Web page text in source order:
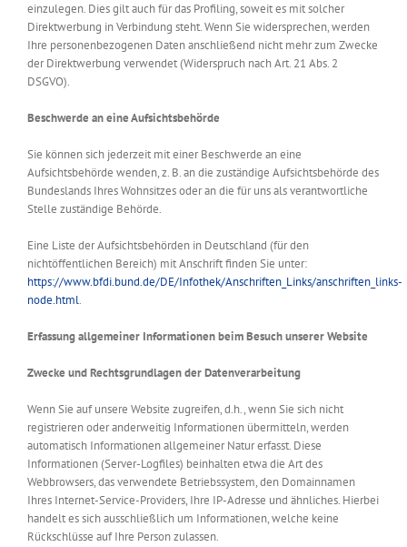
einzulegen. Dies gilt auch für das Profiling, soweit es mit solcher
Direktwerbung in Verbindung steht. Wenn Sie widersprechen, werden
Ihre personenbezogenen Daten anschließend nicht mehr zum Zwecke
der Direktwerbung verwendet (Widerspruch nach Art. 21 Abs. 2
DSGVO).
Beschwerde an eine Aufsichtsbehörde
Sie können sich jederzeit mit einer Beschwerde an eine
Aufsichtsbehörde wenden, z. B. an die zuständige Aufsichtsbehörde des
Bundeslands Ihres Wohnsitzes oder an die für uns als verantwortliche
Stelle zuständige Behörde.
Eine Liste der Aufsichtsbehörden in Deutschland (für den
nichtöffentlichen Bereich) mit Anschrift finden Sie unter:
https://www.bfdi.bund.de/DE/Infothek/Anschriften_Links/anschriften_links-
node.html.
Erfassung allgemeiner Informationen beim Besuch unserer Website
Zwecke und Rechtsgrundlagen der Datenverarbeitung
Wenn Sie auf unsere Website zugreifen, d.h., wenn Sie sich nicht
registrieren oder anderweitig Informationen übermitteln, werden
automatisch Informationen allgemeiner Natur erfasst. Diese
Informationen (Server-Logfiles) beinhalten etwa die Art des
Webbrowsers, das verwendete Betriebssystem, den Domainnamen
Ihres Internet-Service-Providers, Ihre IP-Adresse und ähnliches. Hierbei
handelt es sich ausschließlich um Informationen, welche keine
Rückschlüsse auf Ihre Person zulassen.